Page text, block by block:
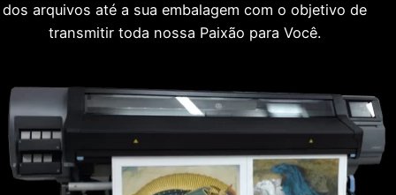
dos arquivos até a sua embalagem com o objetivo de
transmitir toda nossa Paixão para Você.